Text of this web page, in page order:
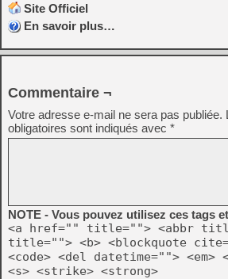
Site Officiel
En savoir plus…
Commentaire ¬
Votre adresse e-mail ne sera pas publiée.
obligatoires sont indiqués avec *
NOTE - Vous pouvez utilisez ces tags
<a href="" title=""> <abbr
title=""> <b> <blockquote
<code> <del datetime="">
<s> <strike> <strong>